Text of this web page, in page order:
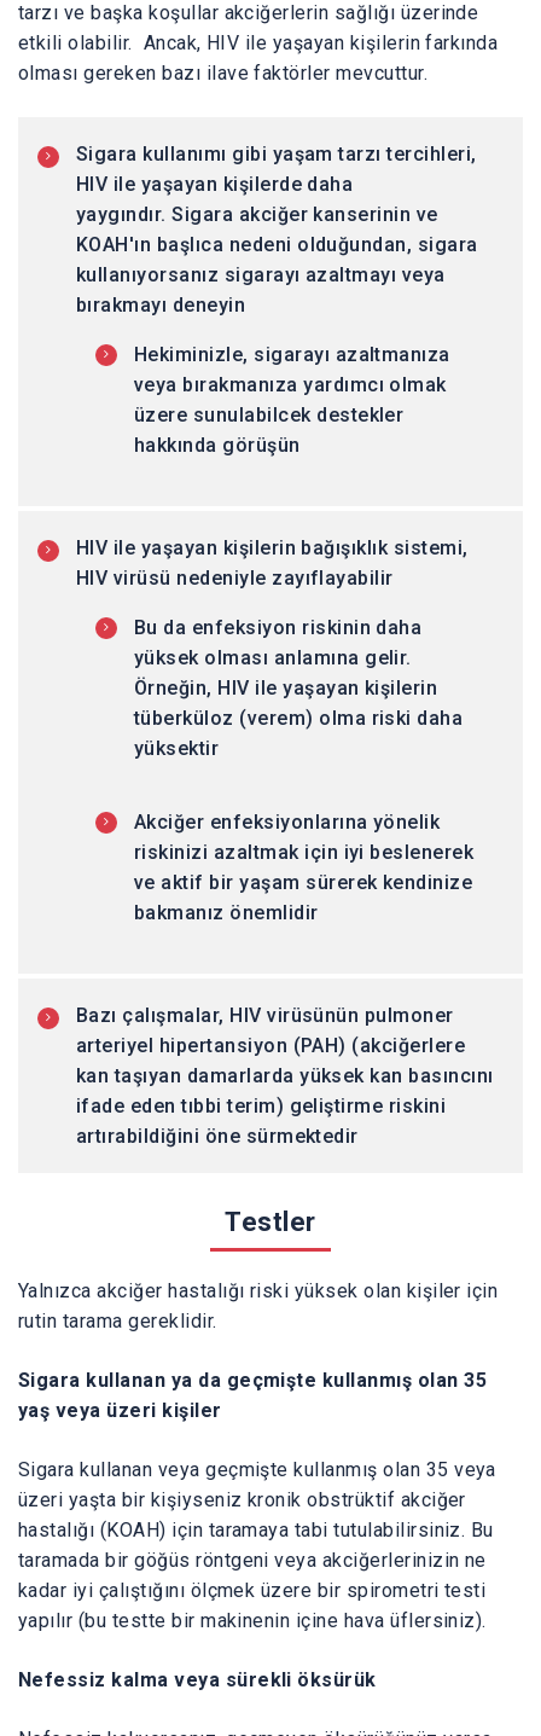
tarzı ve başka koşullar akciğerlerin sağlığı üzerinde
etkili olabilir. Ancak, HIV ile yaşayan kişilerin farkında
olması gereken bazı ilave faktörler mevcuttur.
Sigara kullanımı gibi yaşam tarzı tercihleri,
HIV ile yaşayan kişilerde daha
yaygındır. Sigara akciğer kanserinin ve
KOAH'ın başlıca nedeni olduğundan, sigara
kullanıyorsanız sigarayı azaltmayı veya
bırakmayı deneyin
Hekiminizle, sigarayı azaltmanıza
veya bırakmanıza yardımcı olmak
üzere sunulabilcek destekler
hakkında görüşün
HIV ile yaşayan kişilerin bağışıklık sistemi,
HIV virüsü nedeniyle zayıflayabilir
Bu da enfeksiyon riskinin daha
yüksek olması anlamına gelir.
Örneğin, HIV ile yaşayan kişilerin
tüberküloz (verem) olma riski daha
yüksektir
Akciğer enfeksiyonlarına yönelik
riskinizi azaltmak için iyi beslenerek
ve aktif bir yaşam sürerek kendinize
bakmanız önemlidir
Bazı çalışmalar, HIV virüsünün pulmoner
arteriyel hipertansiyon (PAH) (akciğerlere
kan taşıyan damarlarda yüksek kan basıncını
ifade eden tıbbi terim) geliştirme riskini
artırabildiğini öne sürmektedir
Testler
Yalnızca akciğer hastalığı riski yüksek olan kişiler için
rutin tarama gereklidir.
Sigara kullanan ya da geçmişte kullanmış olan 35
yaş veya üzeri kişiler
Sigara kullanan veya geçmişte kullanmış olan 35 veya
üzeri yaşta bir kişiyseniz kronik obstrüktif akciğer
hastalığı (KOAH) için taramaya tabi tutulabilirsiniz. Bu
taramada bir göğüs röntgeni veya akciğerlerinizin ne
kadar iyi çalıştığını ölçmek üzere bir spirometri testi
yapılır (bu testte bir makinenin içine hava üflersiniz).
Nefessiz kalma veya sürekli öksürük